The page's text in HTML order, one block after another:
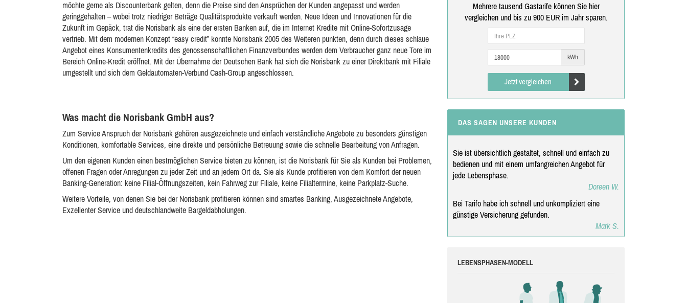
möchte gerne als Discounterbank gelten, denn die Preise sind den Ansprüchen der Kunden angepasst und werden
geringgehalten – wobei trotz niedriger Beträge Qualitätsprodukte verkauft werden. Neue Ideen und Innovationen für die
Zukunft im Gepäck, trat die Norisbank als eine der ersten Banken auf, die im Internet Kredite mit Online-Sofortzusage
vertrieb. Mit dem modernen Konzept “easy credit” konnte Norisbank 2005 des Weiteren punkten, denn durch dieses schlaue
Angebot eines Konsumentenkredits des genossenschaftlichen Finanzverbundes werden dem Verbraucher ganz neue Tore im
Bereich Online-Kredit eröffnet. Mit der Übernahme der Deutschen Bank hat sich die Norisbank zu einer Direktbank mit Filiale
umgestellt und sich dem Geldautomaten-Verbund Cash-Group angeschlossen.
Was macht die Norisbank GmbH aus?
Zum Service Anspruch der Norisbank gehören ausgezeichnete und einfach verständliche Angebote zu besonders günstigen
Konditionen, komfortable Services, eine direkte und persönliche Betreuung sowie die schnelle Bearbeitung von Anfragen.
Um den eigenen Kunden einen bestmöglichen Service bieten zu können, ist die Norisbank für Sie als Kunden bei Problemen,
offenen Fragen oder Anregungen zu jeder Zeit und an jedem Ort da. Sie als Kunde profitieren von dem Komfort der neuen
Banking-Generation: keine Filial-Öffnungszeiten, kein Fahrweg zur Filiale, keine Filialtermine, keine Parkplatz-Suche.
Weitere Vorteile, von denen Sie bei der Norisbank profitieren können sind smartes Banking, Ausgezeichnete Angebote,
Exzellenter Service und deutschlandweite Bargeldabholungen.
Mehrere tausend Gastarife können Sie hier
vergleichen und bis zu 900 EUR im Jahr sparen.
kWh
Jetzt vergleichen
DAS SAGEN UNSERE KUNDEN
Sie ist übersichtlich gestaltet, schnell und einfach zu
bedienen und mit einem umfangreichen Angebot für
jede Lebensphase.
Doreen W.
Bei Tarifo habe ich schnell und unkompliziert eine
günstige Versicherung gefunden.
Mark S.
LEBENSPHASEN-MODELL